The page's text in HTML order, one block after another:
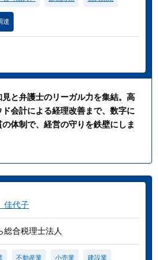
達
と弁護士のリーガル力を集結。高
会計による経理改善まで、数字に
体制で、経営の守りを鉄壁にしま
代子
総合税理士法人
不動産業 小売業 建設業